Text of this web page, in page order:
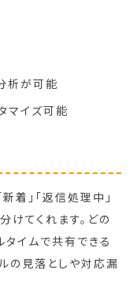
析が可能
マイズ可能
着」「返信処理中」
けてくれます。どの
イムで共有できる
の見落としや対応漏